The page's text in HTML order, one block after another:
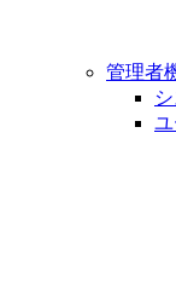
管理者